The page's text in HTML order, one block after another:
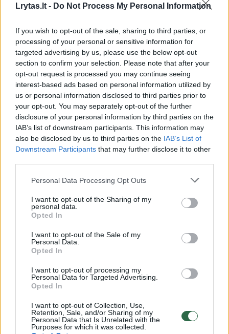
Lrytas.lt - Do Not Process My Personal Information
If you wish to opt-out of the sale, sharing to third parties, or
processing of your personal or sensitive information for
targeted advertising by us, please use the below opt-out
section to confirm your selection. Please note that after your
opt-out request is processed you may continue seeing
interest-based ads based on personal information utilized by
us or personal information disclosed to third parties prior to
your opt-out. You may separately opt-out of the further
disclosure of your personal information by third parties on the
IAB’s list of downstream participants. This information may
also be disclosed by us to third parties on the IAB’s List of
Downstream Participants that may further disclose it to other
Personal Data Processing Opt Outs
I want to opt-out of the Sharing of my
personal data.
Opted In
I want to opt-out of the Sale of my
Personal Data.
Opted In
I want to opt-out of processing my
Personal Data for Targeted Advertising.
Opted In
I want to opt-out of Collection, Use,
Retention, Sale, and/or Sharing of my
Personal Data that Is Unrelated with the
Purposes for which it was collected.
dar sieks 30 laipsnių
Visi įrašai
Žiūrimiausi įrašai
00:00:30
Vaizdai iš tragiškos avarijos Vilniaus r.: dviejų moterų ir
vaiko gyvybių išgelbėti nepavyko
00:00:57
Savaitės vidurys nusimato karštas: temperatūra kils iki
32 laipsnių šilumos
Žinios | Orai
00:15:54
V. Zalužno pasisakymą laiko bandymu įsitvirtinti
Ukrainos politikoje: jis yra neteisus
Laidos Nauja diena